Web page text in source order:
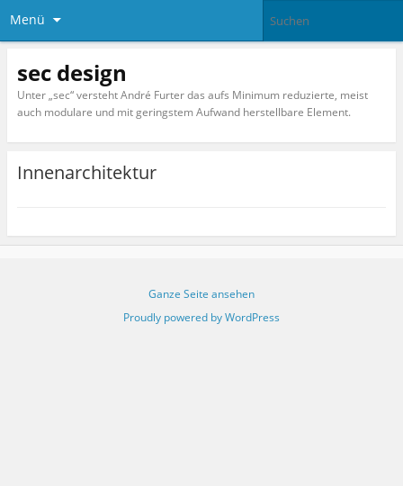
Menü
sec design
Unter „sec“ versteht André Furter das aufs Minimum reduzierte, meist
auch modulare und mit geringstem Aufwand herstellbare Element.
Innenarchitektur
Ganze Seite ansehen
Proudly powered by WordPress